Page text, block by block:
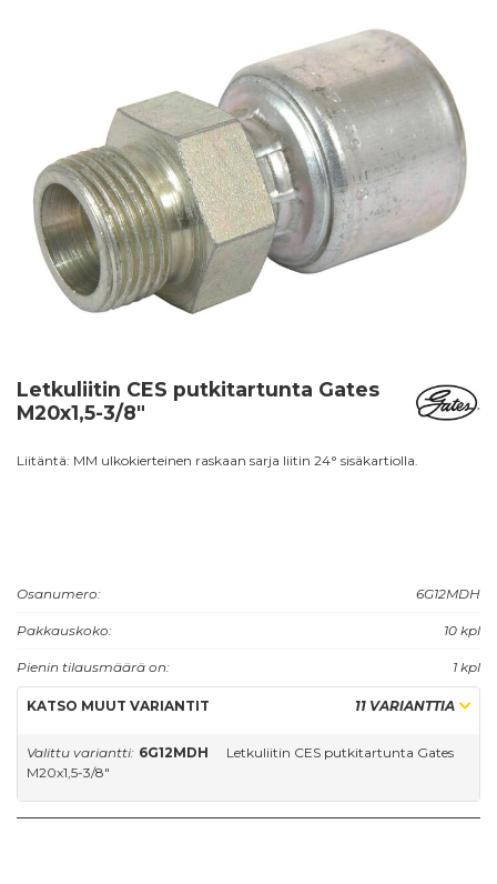
Letkuliitin CES putkitartunta Gates
M20x1,5-3/8"
Liitäntä: MM ulkokierteinen raskaan sarja liitin 24° sisäkartiolla.
Osanumero: 6G12MDH
Pakkauskoko: 10 kpl
Pienin tilausmäärä on: 1 kpl
KATSO MUUT VARIANTIT 11 VARIANTTIA
Valittu variantti: 6G12MDH
Letkuliitin CES putkitartunta Gates
M20x1,5-3/8"